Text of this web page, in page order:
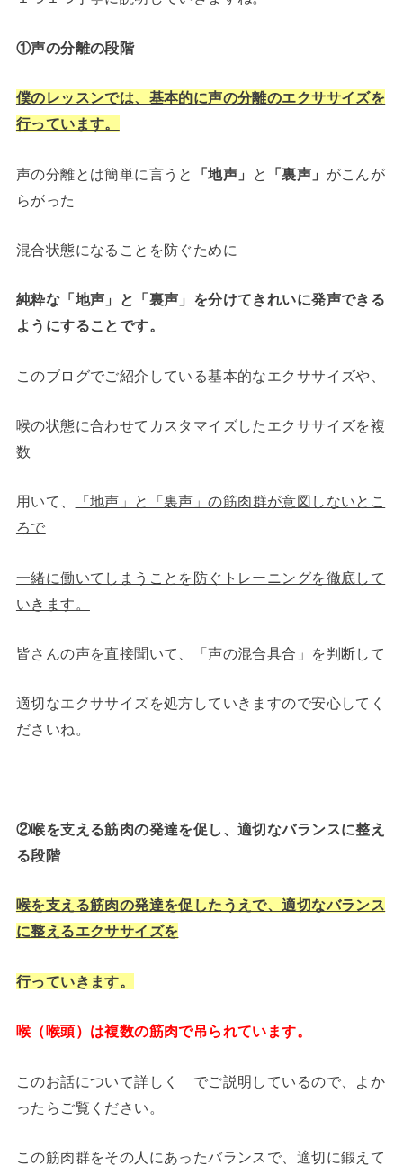
①声の分離の段階
僕のレッスンでは、基本的に声の分離のエクササイズを
行っています。
声の分離とは簡単に言うと 「地声」 と 「裏声」 がこんが
らがった
混合状態になることを防ぐために
純粋な「地声」と「裏声」を分けてきれいに発声できる
ようにすることです。
このブログでご紹介している基本的なエクササイズや、
喉の状態に合わせてカスタマイズしたエクササイズを複
数
用いて、
「地声」と「裏声」の筋肉群が意図しないとこ
ろで
一緒に働いてしまうことを防ぐトレーニングを徹底して
いきます。
皆さんの声を直接聞いて、「声の混合具合」を判断して
適切なエクササイズを処方していきますので安心してく
ださいね。
②喉を支える筋肉の発達を促し、適切なバランスに整え
る段階
喉を支える筋肉の発達を促したうえで、適切なバランス
に整えるエクササイズを
行っていきます。
喉（喉頭）は複数の筋肉で吊られています。
このお話について詳しく でご説明しているので、よか
ったらご覧ください。
この筋肉群をその人にあったバランスで、適切に鍛えて